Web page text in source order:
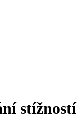
stížností